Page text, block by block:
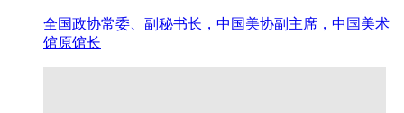
全国政协常委、副秘书长，中国美协副主席，中国美术
馆原馆长